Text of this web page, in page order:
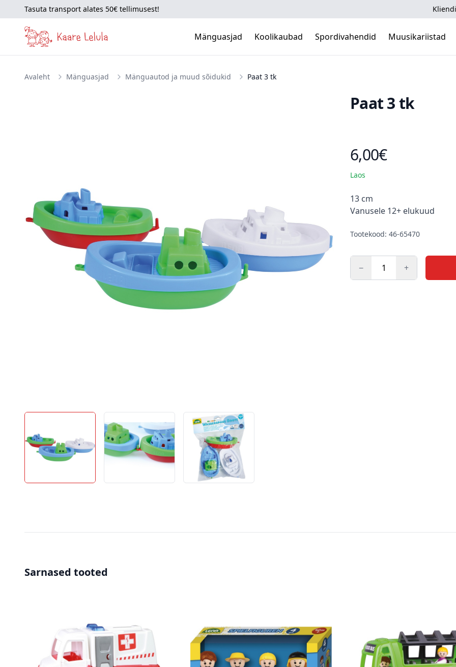
Tasuta transport alates 50€ tellimusest!
Mänguasjad Koolikaubad Spordivahendid Muusikariistad
Avaleht Mänguasjad Mänguautod ja muud sõidukid Paat 3 tk
Paat 3 tk
Toote hind
6,00€
Laos
Kirjeldus
13 cm
Vanusele 12+ elukuud
Tootekood: 46-65470
− +
Sarnased tooted